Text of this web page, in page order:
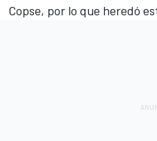
Copse, por lo que heredó